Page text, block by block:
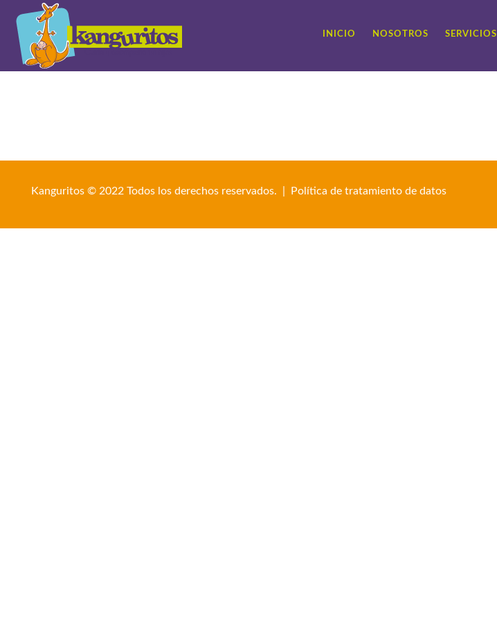
INICIO NOSOTROS SERVICIOS
Kanguritos © 2022 Todos los derechos reservados. | Política de tratamiento de datos